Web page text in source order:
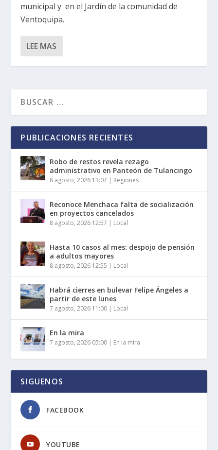
municipal y en el Jardín de la comunidad de
Ventoquipa.
LEE MAS
PUBLICACIONES RECIENTES
Robo de restos revela rezago
administrativo en Panteón de Tulancingo
8 agosto, 2026 13:07 | Regiones
Reconoce Menchaca falta de socialización
en proyectos cancelados
8 agosto, 2026 12:57 | Local
Hasta 10 casos al mes: despojo de pensión
a adultos mayores
8 agosto, 2026 12:55 | Local
Habrá cierres en bulevar Felipe Ángeles a
partir de este lunes
7 agosto, 2026 11:00 | Local
En la mira
7 agosto, 2026 05:00 | En la mira
SIGUENOS
FACEBOOK
YOUTUBE